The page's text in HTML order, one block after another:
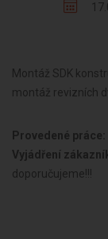
Montáž SDK
montáž revizních
Provedené práce:
Vyjádření
doporučujeme!!!